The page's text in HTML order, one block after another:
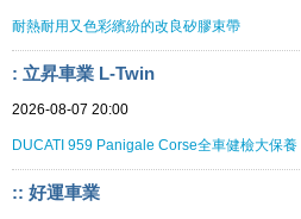
耐熱耐用又色彩繽紛的改良矽膠束帶
: 立昇車業 L-Twin
2026-08-07 20:00
DUCATI 959 Panigale Corse全車健檢大保養
:: 好運車業